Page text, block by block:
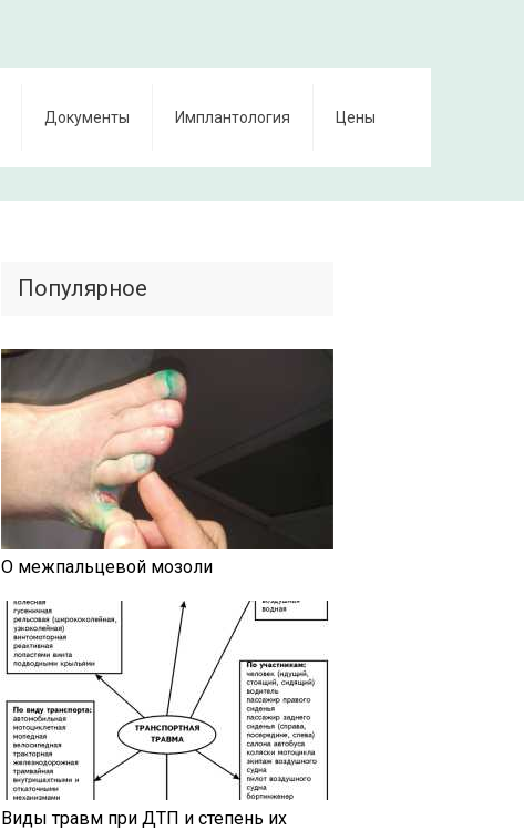
Документы Имплантология Цены
Популярное
О межпальцевой мозоли
Виды травм при ДТП и степень их